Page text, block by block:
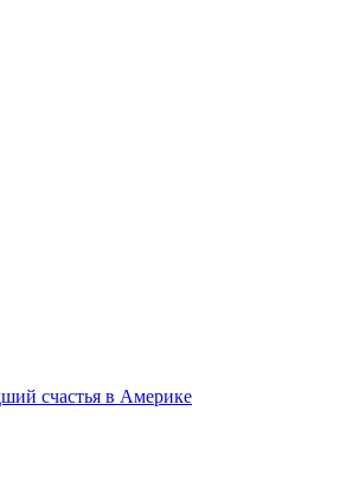
счастья в Америке